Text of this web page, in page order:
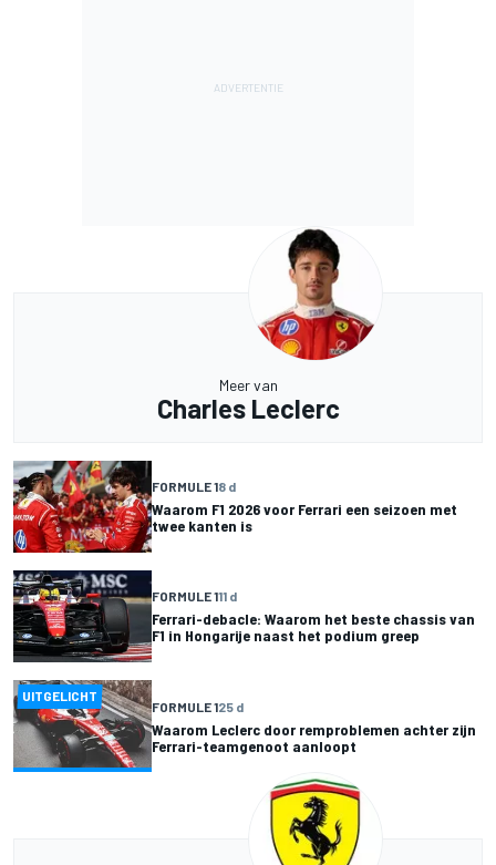
Meer van
Charles Leclerc
FORMULE 18 d
Waarom F1 2026 voor Ferrari een seizoen met
twee kanten is
FORMULE 111 d
Ferrari-debacle: Waarom het beste chassis van
F1 in Hongarije naast het podium greep
UITGELICHT
FORMULE 125 d
Waarom Leclerc door remproblemen achter zijn
Ferrari-teamgenoot aanloopt